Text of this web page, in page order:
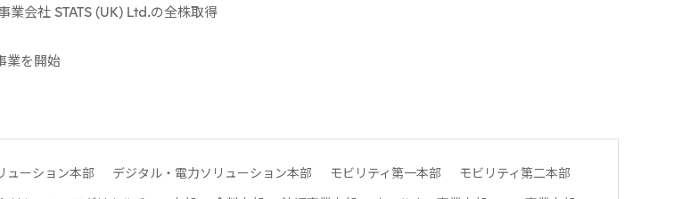
業会社 STATS (UK) Ltd.の全株取得
業を開始
ューション本部 デジタル・電力ソリューション本部 モビリティ第一本部
モビリティ第二本部